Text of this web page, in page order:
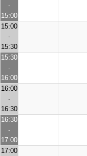
-
15:00
15:00
-
15:30
15:30
-
16:00
16:00
-
16:30
16:30
-
17:00
17:00